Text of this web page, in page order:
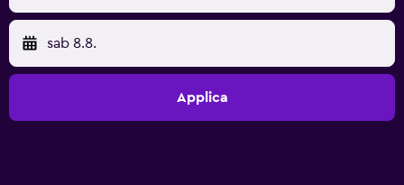
sab 8.8.
Applica